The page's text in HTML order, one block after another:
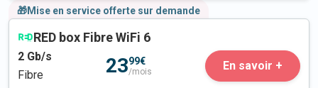
🎁Mise en service offerte sur demande
RED box Fibre WiFi 6
2 Gb/s
Fibre
2399€
/mois En savoir +